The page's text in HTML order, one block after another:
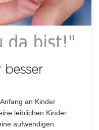
an Kinder
leiblichen Kinder
aufwendigen